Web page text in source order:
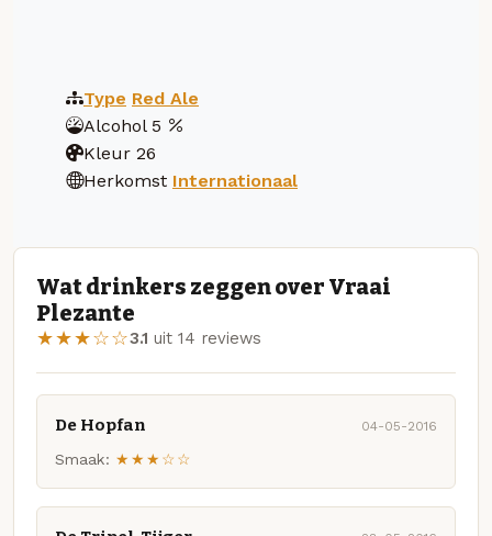
Type Red Ale
Alcohol 5
Kleur 26
Herkomst Internationaal
Wat drinkers zeggen over Vraai
Plezante
★★★☆☆3.1 uit 14 reviews
De Hopfan 04-05-2016
Smaak: ★★★☆☆